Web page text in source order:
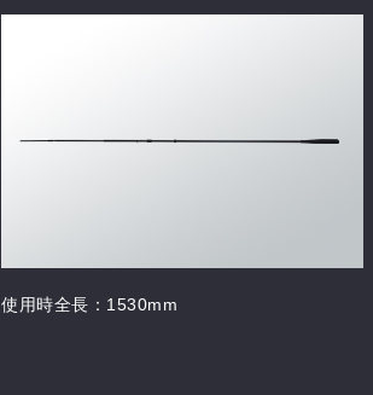
使用時全長：1530mm